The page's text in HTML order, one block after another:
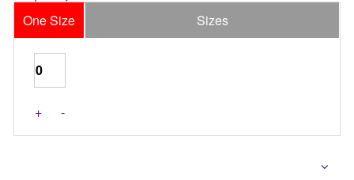
One Size
Sizes
+ -